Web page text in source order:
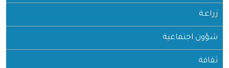
زراعـة
شؤون اجتماعية
ثقافة